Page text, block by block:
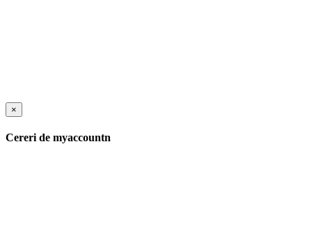
×
Cereri de myaccountn